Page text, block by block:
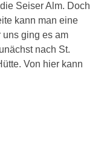
Seiser Alm. Doch
kann man eine
uns ging es am
nach St.
Von hier kann